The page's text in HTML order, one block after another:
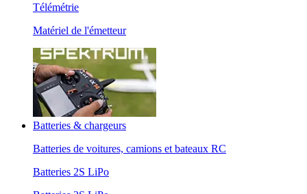
Télémétrie
Matériel de l'émetteur
Batteries & chargeurs
Batteries de voitures, camions et bateaux RC
Batteries 2S LiPo